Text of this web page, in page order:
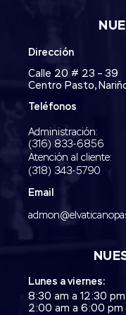
Dirección
Calle 20 # 23 – 39
Centro Pasto,
Teléfonos
Administración:
‭(316) 833-6856‬
Atención al cliente:
(318) 343-5790‬
Email
Lunes a viernes:
8:30 am a 12:30 pm
2:00 am a 6:00 pm